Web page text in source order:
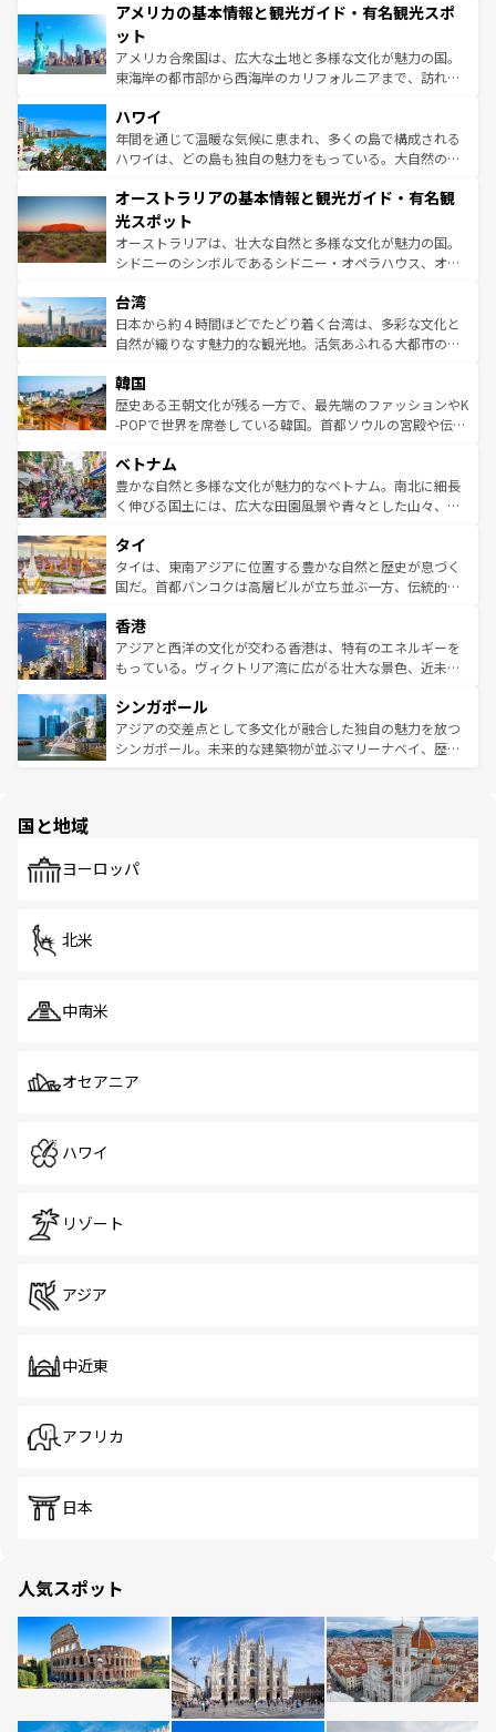
ンツ一覧を参照してほしい。
の建物がそのまま残る町や、スイスならではのユニークな
博物館もあり、アルプス観光だけでなく町歩きも満喫する
ことができる。国民の所得が高いため物価も高いが、旅行
者向けの交通パス提供のサービスもあり、うまく活用すれ
着のスイス情報は
アメリカの基本情報と観光ガイド・有名観光スポ
ット
アメリカ合衆国は、広大な土地と多様な文化が魅力の国。
東海岸の都市部から西海岸のカリフォルニアまで、訪れる
のような巨大都市は、観光、ショッピング、エンターテイ
ンメントが詰まった刺激的なスポットだ。一方、アメリカ
西部には大自然が広がり、グランドキャニオンやイエロー
部のニューオーリンズでは、音楽と美食が融合した独特の
文化が魅力。旅行者はアメリカの各地域で異なる魅力を楽
しみながら、その多様性と豊かな歴史を感じることができ
るだろう。車でのロードトリップや列車の旅も、アメリカ
情報は
ハワイ
年間を通じて温暖な気候に恵まれ、多くの島で構成される
ハワイは、どの島も独自の魅力をもっている。大自然の神
ワイ島は見逃せない。また、定番の観光地といえばオアフ
島だが、静かな自然を求めるならマウイ島やカウアイ島が
おすすめ。エメラルドグリーンに輝く海をはじめ、豊かな
文化や歴史が息づいている。「アロハスピリット」と呼ば
人々、おいしいローカルフードやハワイアンミュージッ
ク、伝統的なフラダンスなど、すべてがハワイの魅力を彩
っている。訪れるたびに新しい発見と感動が待っているハ
はコンテンツ一覧
オーストラリアの基本情報と観光ガイド・有名観
光スポット
オーストラリアは、壮大な自然と多様な文化が魅力の国。
シドニーのシンボルであるシドニー・オペラハウス、オー
リアリーフや大陸中央部にそびえるウルル（エアーズロッ
ク）、タスマニアの美しい原生林やケアンズの熱帯雨林な
ど、見どころがたくさん。また、カフェやワイン、オージ
いる。アクティビティも充実しており、サーフィンやダイ
ビング、ハイキングなど、アウトドア好きにはたまらな
い。オーストラリアの多彩な魅力を存分に味わいつくそ
参照してほしい。
台湾
日本から約４時間ほどでたどり着く台湾は、多彩な文化と
自然が織りなす魅力的な観光地。活気あふれる大都市の台
ン）、静ひつな山岳地帯である台湾東部など、都市の喧騒
と山間の静けさが共存しており、訪れる人に新しい発見と
驚きをもたらしてくれる。また、奥深い台湾の食文化も魅
容にもいいと評判のスイーツなど、バラエティ豊かな料理
が味わえる。 なお、新着の台湾情報は コンテンツ一覧を参
照してほしい。
韓国
歴史ある王朝文化が残る一方で、最先端のファッションやK
-POPで世界を席巻している韓国。首都ソウルの宮殿や伝統
き、地方に足を延ばせば四季折々の自然美を楽しむことが
できる。そして、キムチや焼肉、絶品のストリートフード
まで、さまざまな韓国料理が待っている。夜には、韓国な
リティに包まれながら、韓国の多彩な魅力を心ゆくまで味
わってみてほしい。 なお、新着の韓国情報はコンテンツ一
覧を参照してほしい。
ベトナム
豊かな自然と多様な文化が魅力的なベトナム。南北に細長
く伸びる国土には、広大な田園風景や青々とした山々、世
急速な発展と共に伝統が息づく。ハノイの古い町並みやホ
ーチミン市のフランス統治時代の建物も、独特の雰囲気を
醸し出している。また、バラエティの豊かさとおいしさで
とつ。フォーやバインミー、ベトナムコーヒーなどは、ぜ
ひ現地で味わいたい。どの地域を訪れてもあたたかい人々
が旅行者を迎えてくれるので、きっと忘れられない旅にな
参照してほしい。
タイ
タイは、東南アジアに位置する豊かな自然と歴史が息づく
国だ。首都バンコクは高層ビルが立ち並ぶ一方、伝統的な
の活気が交差している。北部ではチェンマイなどの山岳地
帯で自然と触れ合い、南部ではプーケットやクラビの美し
いビーチでリゾート気分を楽しむことができる。タイ料理
激する。気候は一年中温暖で、どの季節にも異なる楽しみ
が待っている。親しみやすいタイの人々、仏教を中心とし
た文化、そして多様な観光資源が、訪れる旅人を魅了し続
香港
アジアと西洋の文化が交わる香港は、特有のエネルギーを
もっている。ヴィクトリア湾に広がる壮大な景色、近未来
み、どこを訪れても感動するはず。観光スポットが密集し
ており、効率よく見どころを回れるのも魅力。息をのむよ
うな絶景から文化的な体験まで、香港を存分に楽しみ尽く
シンガポール
アジアの交差点として多文化が融合した独自の魅力を放つ
シンガポール。未来的な建築物が並ぶマリーナベイ、歴史
で、ホーカーズは地元の風情を楽しめる外せないスポット
国と地域
ヨーロッパ
北米
中南米
オセアニア
ハワイ
リゾート
アジア
中近東
アフリカ
日本
人気スポット